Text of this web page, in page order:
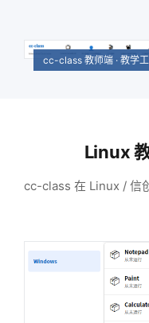
cc-class 教师端 · 教学
Linux
cc-class 在 Linux / 信